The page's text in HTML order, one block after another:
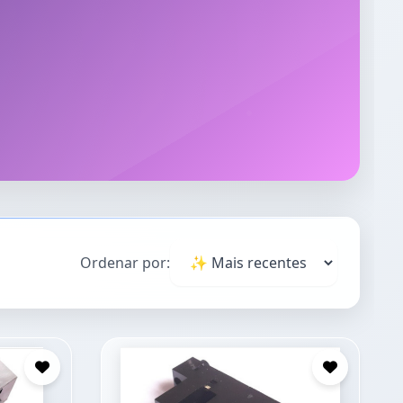
Ordenar por: